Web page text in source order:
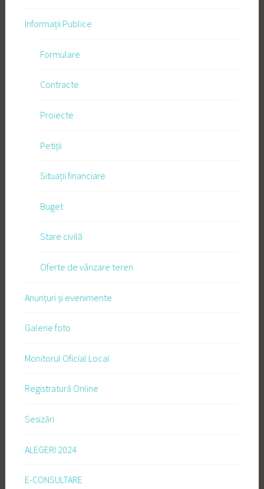
Informații Publice
Formulare
Contracte
Proiecte
Petiții
Situații financiare
Buget
Stare civilă
Oferte de vânzare teren
Anunțuri și evenimente
Galerie foto
Monitorul Oficial Local
Registratură Online
Sesizări
ALEGERI 2024
E-CONSULTARE